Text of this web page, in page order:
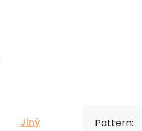
Jiný Pattern: